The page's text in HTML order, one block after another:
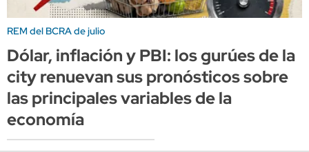
REM del BCRA de julio
Dólar, inflación y PBI: los gurúes de la
city renuevan sus pronósticos sobre
las principales variables de la
economía